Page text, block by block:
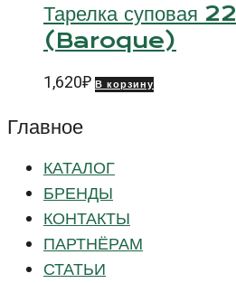
Тарелка суповая
(Baroque)
1,620₽ В корзину
Главное
КАТАЛОГ
БРЕНДЫ
КОНТАКТЫ
ПАРТНЁРАМ
СТАТЬИ